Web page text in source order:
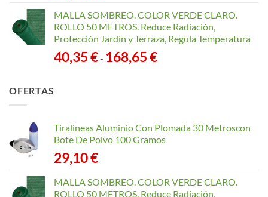
MALLA SOMBREO. COLOR VERDE CLARO.
ROLLO 50 METROS. Reduce Radiación,
Protección Jardín y Terraza, Regula Temperatura
40,35€- 168,65€Rango
168,65 €
OFERTAS
Tiralineas Aluminio Con Plomada 30 Metroscon
Bote De Polvo 100 Gramos
29,10€
MALLA SOMBREO. COLOR VERDE CLARO.
ROLLO 50 METROS. Reduce Radiación,